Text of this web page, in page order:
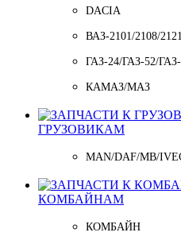
DACIA
ВАЗ-2101/2108/2121
ГАЗ-24/ГАЗ-52/
КАМАЗ/МАЗ
ГРУЗОВИКАМ
MAN/DAF/MB/
КОМБАЙНАМ
КОМБАЙН